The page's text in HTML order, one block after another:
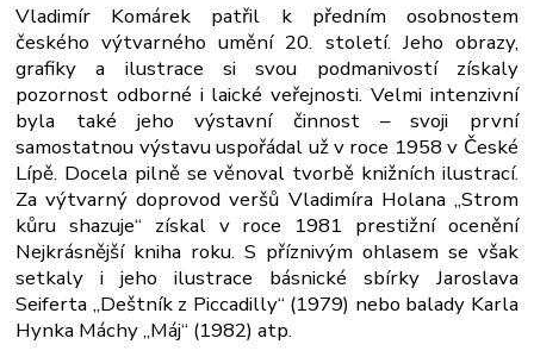
Vladimír Komárek patřil k předním osobnostem
českého výtvarného umění 20. století. Jeho obrazy,
grafiky a ilustrace si svou podmanivostí získaly
pozornost odborné i laické veřejnosti. Velmi intenzivní
byla také jeho výstavní činnost – svoji první
samostatnou výstavu uspořádal už v roce 1958 v České
Lípě. Docela pilně se věnoval tvorbě knižních ilustrací.
Za výtvarný doprovod veršů Vladimíra Holana „Strom
kůru shazuje“ získal v roce 1981 prestižní ocenění
Nejkrásnější kniha roku. S příznivým ohlasem se však
setkaly i jeho ilustrace básnické sbírky Jaroslava
Seiferta „Deštník z Piccadilly“ (1979) nebo balady Karla
Hynka Máchy „Máj“ (1982) atp.